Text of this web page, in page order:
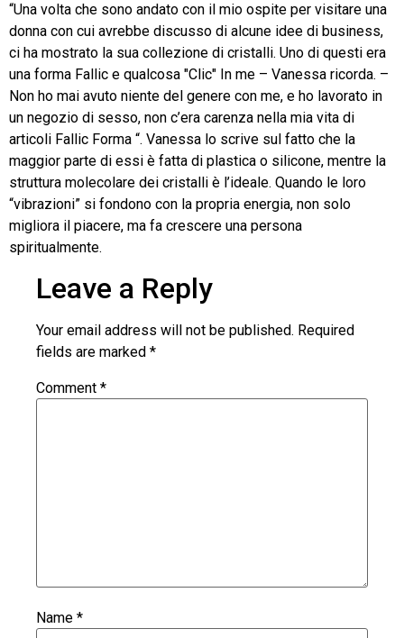
“Una volta che sono andato con il mio ospite per visitare una
donna con cui avrebbe discusso di alcune idee di business,
ci ha mostrato la sua collezione di cristalli. Uno di questi era
una forma Fallic e qualcosa "Clic" In me – Vanessa ricorda. –
Non ho mai avuto niente del genere con me, e ho lavorato in
un negozio di sesso, non c’era carenza nella mia vita di
articoli Fallic Forma “. Vanessa lo scrive sul fatto che la
maggior parte di essi è fatta di plastica o silicone, mentre la
struttura molecolare dei cristalli è l’ideale. Quando le loro
“vibrazioni” si fondono con la propria energia, non solo
migliora il piacere, ma fa crescere una persona
spiritualmente.
Leave a Reply
Your email address will not be published. Required
fields are marked *
Comment *
Name *